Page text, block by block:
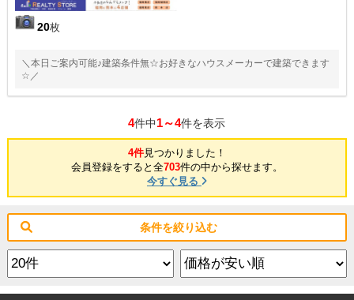
20枚
＼本日ご案内可能♪建築条件無☆お好きなハウスメーカーで建築できます
☆／
4件中1～4件を表示
4件見つかりました！
会員登録をすると全703件の中から探せます。
今すぐ見る
条件を絞り込む